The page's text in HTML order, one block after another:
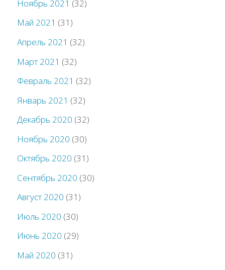
Ноябрь 2021 (32)
Май 2021 (31)
Апрель 2021 (32)
Март 2021 (32)
Февраль 2021 (32)
Январь 2021 (32)
Декабрь 2020 (32)
Ноябрь 2020 (30)
Октябрь 2020 (31)
Сентябрь 2020 (30)
Август 2020 (31)
Июль 2020 (30)
Июнь 2020 (29)
Май 2020 (31)